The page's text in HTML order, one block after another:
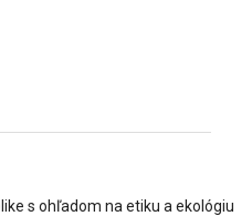
s ohľadom na etiku a ekológiu